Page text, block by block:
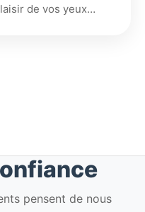
de vos yeux…
pensent de nous